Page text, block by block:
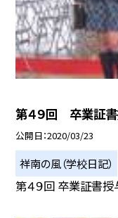
第４９回 卒業証
公開日 2020/03/23
祥南の風（学校日記）
第４９回 卒業証書授